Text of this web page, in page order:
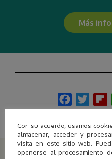
Más
Últimas
Con su acuerdo, usamos
almacenar, acceder y
visita en este sitio web.
oponerse al procesamiento